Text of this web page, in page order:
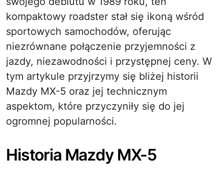
kompaktowy roadster stał się ikoną wśród
sportowych samochodów, oferując
niezrównane połączenie przyjemności z
jazdy, niezawodności i przystępnej ceny. W
tym artykule przyjrzymy się bliżej historii
Mazdy MX-5 oraz jej technicznym
aspektom, które przyczyniły się do jej
ogromnej popularności.
Historia Mazdy MX-5